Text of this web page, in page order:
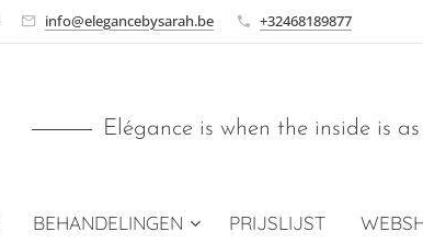
info@elegancebysarah.be +32468189877
Elégance is when the inside is
BEHANDELINGEN PRIJSLIJST